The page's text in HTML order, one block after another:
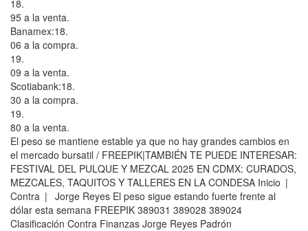
18.
95 a la venta.
Banamex:18.
06 a la compra.
19.
09 a la venta.
Scotiabank:18.
30 a la compra.
19.
80 a la venta.
El peso se mantiene estable ya que no hay grandes cambios en
el mercado bursatil / FREEPIK|TAMBIÉN TE PUEDE INTERESAR:
FESTIVAL DEL PULQUE Y MEZCAL 2025 EN CDMX: CURADOS,
MEZCALES, TAQUITOS Y TALLERES EN LA CONDESA Inicio |
Contra | Jorge Reyes El peso sigue estando fuerte frente al
dólar esta semana FREEPIK 389031 389028 389024
Clasificación Contra Finanzas Jorge Reyes Padrón